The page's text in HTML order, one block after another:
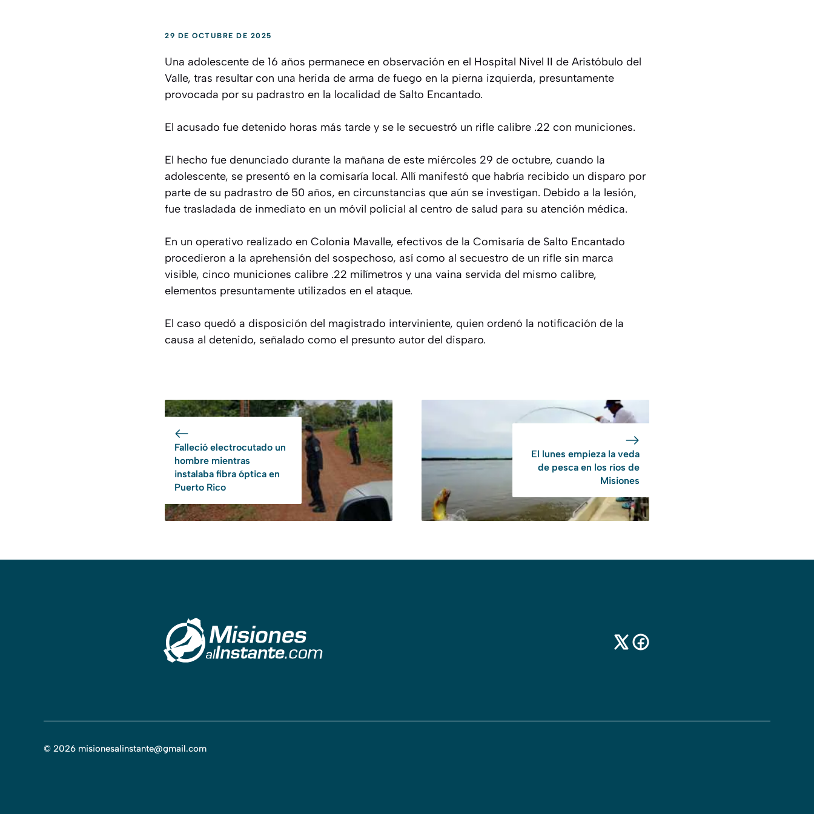
29 DE OCTUBRE DE 2025
Una adolescente de 16 años permanece en observación en el Hospital Nivel II de Aristóbulo del
Valle, tras resultar con una herida de arma de fuego en la pierna izquierda, presuntamente
provocada por su padrastro en la localidad de Salto Encantado.
El acusado fue detenido horas más tarde y se le secuestró un rifle calibre .22 con municiones.
El hecho fue denunciado durante la mañana de este miércoles 29 de octubre, cuando la
adolescente, se presentó en la comisaría local. Allí manifestó que habría recibido un disparo por
parte de su padrastro de 50 años, en circunstancias que aún se investigan. Debido a la lesión,
fue trasladada de inmediato en un móvil policial al centro de salud para su atención médica.
En un operativo realizado en Colonia Mavalle, efectivos de la Comisaría de Salto Encantado
procedieron a la aprehensión del sospechoso, así como al secuestro de un rifle sin marca
visible, cinco municiones calibre .22 milímetros y una vaina servida del mismo calibre,
elementos presuntamente utilizados en el ataque.
El caso quedó a disposición del magistrado interviniente, quien ordenó la notificación de la
causa al detenido, señalado como el presunto autor del disparo.
Falleció electrocutado un
hombre mientras
instalaba fibra óptica en
Puerto Rico
El lunes empieza la veda
de pesca en los ríos de
Misiones
© 2026 misionesalinstante@gmail.com